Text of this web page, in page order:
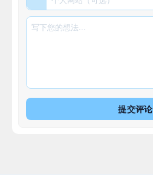
提交评论